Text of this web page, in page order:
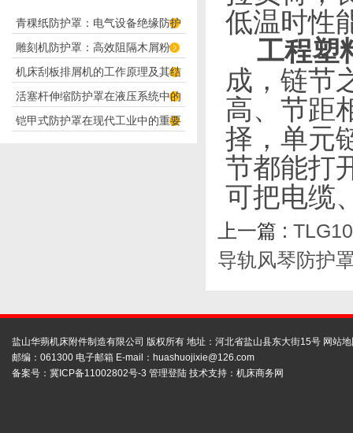
青稞纸防护罩：电气设备绝缘防护
专用方案
雕刻机防护罩：高效阻隔木屑粉
尘，守护设备精度与安全
机床刮板排屑机的工作原理及其结
构分析
活塞杆伸缩防护罩在液压系统中的
应用
铠甲式防护罩在现代工业中的重要
低温时性
工程塑
成，链节
高、节距
择，单元
节都能打
可把电缆
上一篇 :
导轨风琴防护
盐山华蒴机床附件制造有限公司 版权所有 地址：河北省盐山县东大街15号 网站
邮编：061300 电子邮箱 E-mail： huashuojixie@126.com
备案号： 冀ICP备11002802号-3 管理登陆 技术支持： 机床商务网